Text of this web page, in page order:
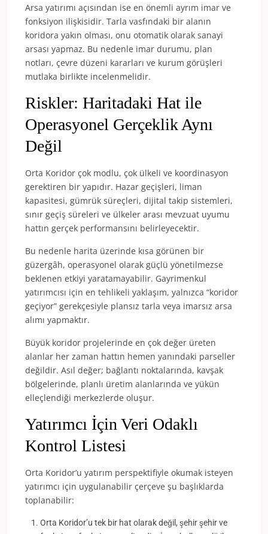
Arsa yatırımı açısından ise en önemli ayrım imar ve
fonksiyon ilişkisidir. Tarla vasfındaki bir alanın
koridora yakın olması, onu otomatik olarak sanayi
arsası yapmaz. Bu nedenle imar durumu, plan
notları, çevre düzeni kararları ve kurum görüşleri
mutlaka birlikte incelenmelidir.
Riskler: Haritadaki Hat ile
Operasyonel Gerçeklik Aynı
Değil
Orta Koridor çok modlu, çok ülkeli ve koordinasyon
gerektiren bir yapıdır. Hazar geçişleri, liman
kapasitesi, gümrük süreçleri, dijital takip sistemleri,
sınır geçiş süreleri ve ülkeler arası mevzuat uyumu
hattın gerçek performansını belirleyecektir.
Bu nedenle harita üzerinde kısa görünen bir
güzergâh, operasyonel olarak güçlü yönetilmezse
beklenen etkiyi yaratamayabilir. Gayrimenkul
yatırımcısı için en tehlikeli yaklaşım, yalnızca “koridor
geçiyor” gerekçesiyle plansız tarla veya imarsız arsa
alımı yapmaktır.
Büyük koridor projelerinde en çok değer üreten
alanlar her zaman hattın hemen yanındaki parseller
değildir. Asıl değer; bağlantı noktalarında, kavşak
bölgelerinde, planlı üretim alanlarında ve yükün
elleçlendiği merkezlerde oluşur.
Yatırımcı İçin Veri Odaklı
Kontrol Listesi
Orta Koridor’u yatırım perspektifiyle okumak isteyen
yatırımcı için uygulanabilir çerçeve şu başlıklarda
toplanabilir:
Orta Koridor’u tek bir hat olarak değil, şehir şehir ve